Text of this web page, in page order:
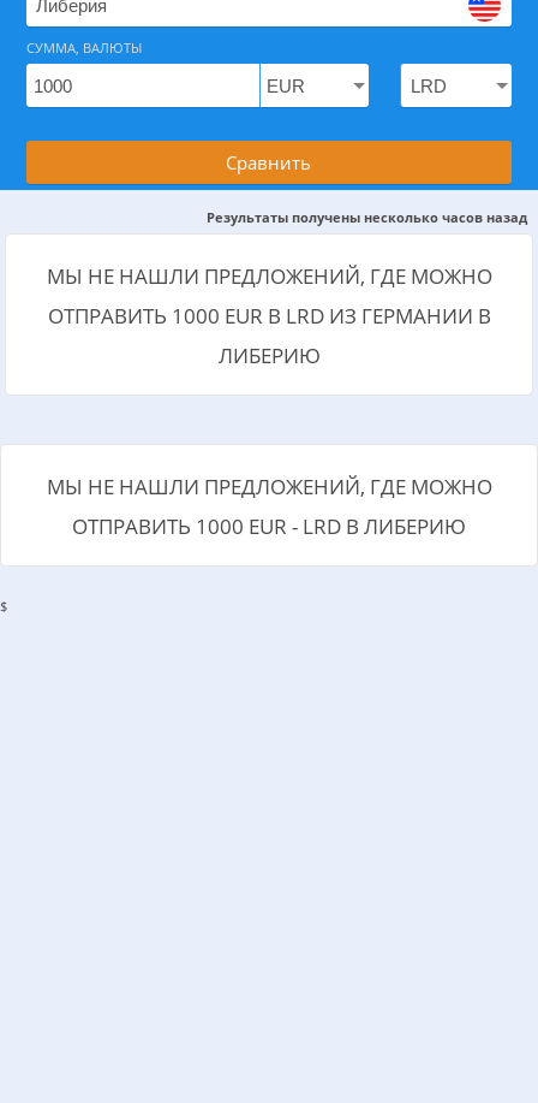
Найдите лучший способ отправить деньги в
На 08.08.2026 вам доступно 0 предложений с .
СУММА, ВАЛЮТЫ
Сравнить
Результаты получены несколько часов назад
МЫ НЕ НАШЛИ ПРЕДЛОЖЕНИЙ, ГДЕ МОЖНО
ОТПРАВИТЬ 1000 EUR В LRD ИЗ ГЕРМАНИИ В
ЛИБЕРИЮ
МЫ НЕ НАШЛИ ПРЕДЛОЖЕНИЙ, ГДЕ МОЖНО
ОТПРАВИТЬ 1000 EUR - LRD В ЛИБЕРИЮ
$